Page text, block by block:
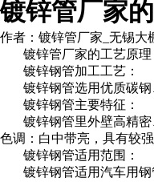
镀锌管厂家
作者：镀锌管厂家_无锡大
镀锌管厂家的工艺原理
镀锌钢管加工工艺：
镀锌钢管选用优质碳
镀锌钢管主要特征：
镀锌钢管里外壁高精
色调：白中带亮，具有较强
镀锌钢管适用范围：
镀锌钢管适用汽车用